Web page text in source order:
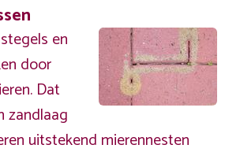
en
door
Dat
zandlaag
uitstekend mierennesten